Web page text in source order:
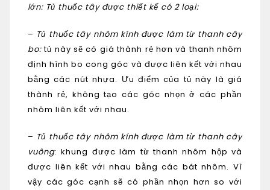
lớn: Tủ thuốc tây được thiết kế có 2 loại:
– Tủ thuốc tây nhôm kính được làm từ thanh cây
bo:tủ này sẽ có giá thành rẻ hơn và thanh nhôm
định hình bo cong góc và được liên kết với nhau
bằng các nút nhựa. Ưu điểm của tủ này là giá
thành rẻ, không tạo các góc nhọn ở các phần
nhôm liên kết với nhau.
– Tủ thuốc tây nhôm kính được làm từ thanh cây
vuông: khung được làm từ thanh nhôm hộp và
được liên kết với nhau bằng các bát nhôm. Vì
vậy các góc cạnh sẽ có phần nhọn hơn so với